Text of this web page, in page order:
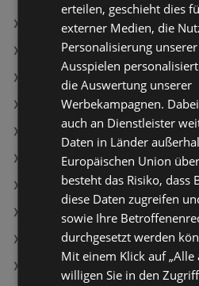
Komfortschaumtopper
Sofa Bruno
Kleiderschrank Janne
POCOline
Shark Nass- und
CLEANmaxx Akku-
SWISS HOME Reise-Blender
Lamkur Deckenleuchte Lilou
GOURMETmaxx Zitruspresse
GOURMETmaxx Elektrische
erteilen, geschieht dies
externer Medien, die
Personalisierung
Ausspielen
die Auswertung unserer
Werbekampagnen.
auch an Dienstleister
Daten in Länder
Europäischen Union
besteht das Risiko, dass
diese Daten zugreifen
sowie Ihre
durchgesetzt werden
Mit einem Klick auf „Alle
willigen Sie in den